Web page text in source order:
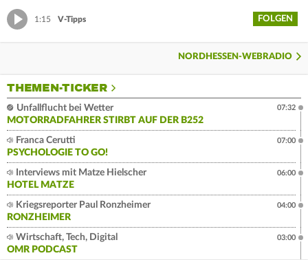
1:15 V-Tipps FOLGEN
NORDHESSEN-WEBRADIO
THEMEN-TICKER
Unfallflucht bei Wetter
MOTORRADFAHRER STIRBT AUF DER B252
07:32
Franca Cerutti
PSYCHOLOGIE TO GO!
07:00
Interviews mit Matze Hielscher
HOTEL MATZE
06:00
Kriegsreporter Paul Ronzheimer
RONZHEIMER
04:00
Wirtschaft, Tech, Digital
OMR PODCAST
03:00